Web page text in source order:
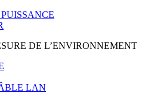
DE L’ENVIRONNEMENT
LAN